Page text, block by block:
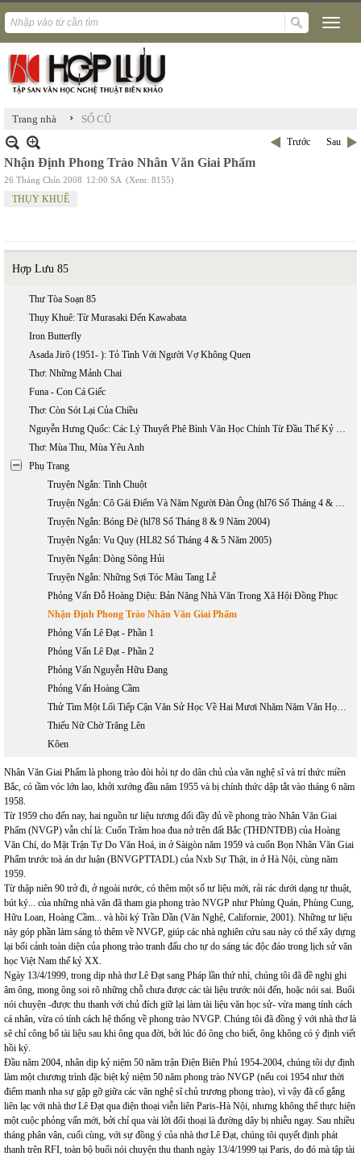
Trang nhà › SỐ CŨ
Trước Sau
Nhận Định Phong Trào Nhân Văn Giai Phẩm
26 Tháng Chín 2008 12:00 SA (Xem: 8155)
THỤY KHUÊ
Hợp Lưu 85
Thư Tòa Soạn 85
Thụy Khuê: Từ Murasaki Đến Kawabata
Iron Butterfly
Asada Jirô (1951- ): Tỏ Tình Với Người Vợ Không Quen
Thơ: Những Mảnh Chai
Funa - Con Cá Giếc
Thơ: Còn Sót Lại Của Chiều
Nguyễn Hưng Quốc: Các Lý Thuyết Phê Bình Văn Học Chính Từ Đầu Thế Kỷ 20 Đến Nay (phần 1)
Thơ: Mùa Thu, Mùa Yêu Anh
Phụ Trang
Truyện Ngắn: Tình Chuột
Truyện Ngắn: Cô Gái Điếm Và Năm Người Đàn Ông (hl76 Số Tháng 4 & 5 Năm 2004)
Truyện Ngắn: Bóng Đè (hl78 Số Tháng 8 & 9 Năm 2004)
Truyện Ngắn: Vu Quy (HL82 Số Tháng 4 & 5 Năm 2005)
Truyện Ngắn: Dòng Sông Hủi
Truyện Ngắn: Những Sợi Tóc Màu Tang Lễ
Phỏng Vấn Đỗ Hoàng Diệu: Bản Năng Nhà Văn Trong Xã Hội Đồng Phục
Nhận Định Phong Trào Nhân Văn Giai Phẩm
Phỏng Vấn Lê Đạt - Phần 1
Phỏng Vấn Lê Đạt - Phần 2
Phỏng Vấn Nguyễn Hữu Đang
Phỏng Vấn Hoàng Cầm
Thử Tìm Một Lối Tiếp Cận Văn Sử Học Về Hai Mươi Nhăm Năm Văn Học Việt Nam Hải Ngoại 1975 - 2000
Thiếu Nữ Chờ Trăng Lên
Kôen
Nhân Văn Giai Phẩm là phong trào đòi hỏi tự do dân chủ của văn nghệ sĩ và trí thức miền
Bắc, có tầm vóc lớn lao, khởi xướng đầu năm 1955 và bị chính thức dập tắt vào tháng 6 năm
1958.
Từ 1959 cho đến nay, hai nguồn tư liệu tương đối đầy đủ về phong trào Nhân Văn Giai
Phẩm (NVGP) vẫn chỉ là: Cuốn Trăm hoa đua nở trên đất Bắc (THĐNTĐB) của Hoàng
Văn Chí, do Mặt Trận Tự Do Văn Hoá, in ở Sàigòn năm 1959 và cuốn Bọn Nhân Văn Giai
Phẩm trước toà án dư luận (BNVGPTTADL) của Nxb Sự Thật, in ở Hà Nội, cùng năm
1959.
Từ thập niên 90 trở đi, ở ngoài nước, có thêm một số tư liệu mới, rải rác dưới dạng tự thuật,
bút ký... của những nhà văn đã tham gia phong trào NVGP như Phùng Quán, Phùng Cung,
Hữu Loan, Hoàng Cầm... và hồi ký Trần Dần (Văn Nghệ, Californie, 2001). Những tư liệu
này góp phần làm sáng tỏ thêm về NVGP, giúp các nhà nghiên cứu sau này có thể xây dựng
lại bối cảnh toàn diện của phong trào tranh đấu cho tự do sáng tác độc đáo trong lịch sử văn
học Việt Nam thế kỷ XX.
Ngày 13/4/1999, trong dịp nhà thơ Lê Đạt sang Pháp lần thứ nhì, chúng tôi đã đề nghị ghi
âm ông, mong ông soi rõ những chỗ chưa được các tài liệu trước nói đến, hoặc nói sai. Buổi
nói chuyện -được thu thanh với chủ đích giữ lại làm tài liệu văn học sử- vừa mang tính cách
cá nhân, vừa có tính cách hệ thống về phong trào NVGP. Chúng tôi đã đồng ý với nhà thơ là
sẽ chỉ công bố tài liệu sau khi ông qua đời, bởi lúc đó ông cho biết, ông không có ý định viết
hồi ký.
Đầu năm 2004, nhân dịp kỷ niệm 50 năm trận Điện Biên Phủ 1954-2004, chúng tôi dự định
làm một chương trình đặc biệt kỷ niệm 50 năm phong trào NVGP (nếu coi 1954 như thời
điểm manh nha sự gặp gỡ giữa các văn nghệ sĩ chủ trương phong trào), vì vậy đã cố gắng
liên lạc với nhà thơ Lê Đạt qua điện thoại viễn liên Paris-Hà Nội, nhưng không thể thực hiện
một cuộc phỏng vấn mới, bởi chỉ qua vài lời đối thoại là đường dây bị nhiễu ngay. Sau nhiều
tháng phân vân, cuối cùng, với sự đồng ý của nhà thơ Lê Đạt, chúng tôi quyết định phát
thanh trên RFI, toàn bộ buổi nói chuyện thu thanh ngày 13/4/1999 tại Paris, do đó mà tập tài